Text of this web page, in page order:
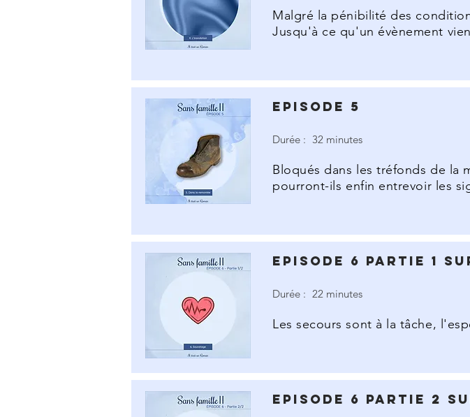
Malgré la pénibilité des
Jusqu'à ce qu'un évènement
Episode 5
Durée : 32 minutes
Bloqués dans les tréfonds de la
pourront-ils enfin entrevoir les
Episode 6 Partie 1
Durée : 22 minutes
Les secours sont à la tâche,
Episode 6 Partie 2